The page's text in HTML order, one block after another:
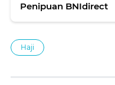
Penipuan BNIdirect
Haji